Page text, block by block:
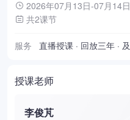
2026年07月13日-07月14日
共2课节
服务
授课老师
李俊芃